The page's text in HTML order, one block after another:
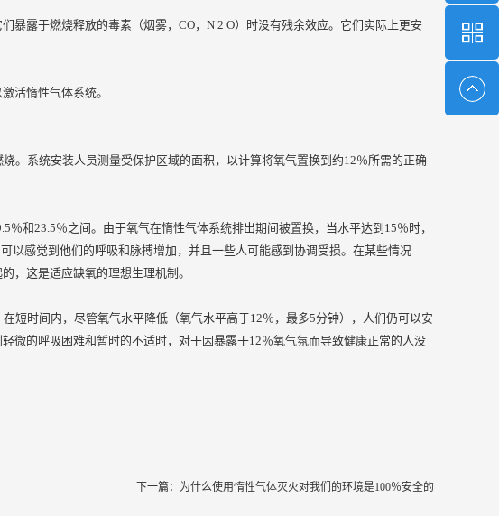
暴露于燃烧释放的毒素（烟雾，CO，N 2 O）时没有残余效应。它们实际上更安
活惰性气体系统。
。系统安装人员测量受保护区域的面积，以计算将氧气置换到约12％所需的正确
和23.5％之间。由于氧气在惰性气体系统排出期间被置换，当水平达到15％时，
以感觉到他们的呼吸和脉搏增加，并且一些人可能感到协调受损。在某些情况
，这是适应缺氧的理想生理机制。
短时间内，尽管氧气水平降低（氧气水平高于12％，最多5分钟），人们仍可以安
微的呼吸困难和暂时的不适时，对于因暴露于12％氧气氛而导致健康正常的人没
下一篇： 为什么使用惰性气体灭火对我们的环境是100％安全的